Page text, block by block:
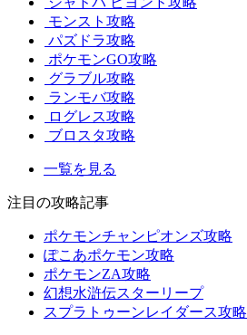
モンスト攻略
パズドラ攻略
ポケモンGO攻略
グラブル攻略
ランモバ攻略
ログレス攻略
ブロスタ攻略
一覧を見る
注目の攻略記事
ポケモンチャンピオンズ攻略
ぽこあポケモン攻略
ポケモンZA攻略
幻想水滸伝スターリープ
スプラトゥーンレイダース攻略